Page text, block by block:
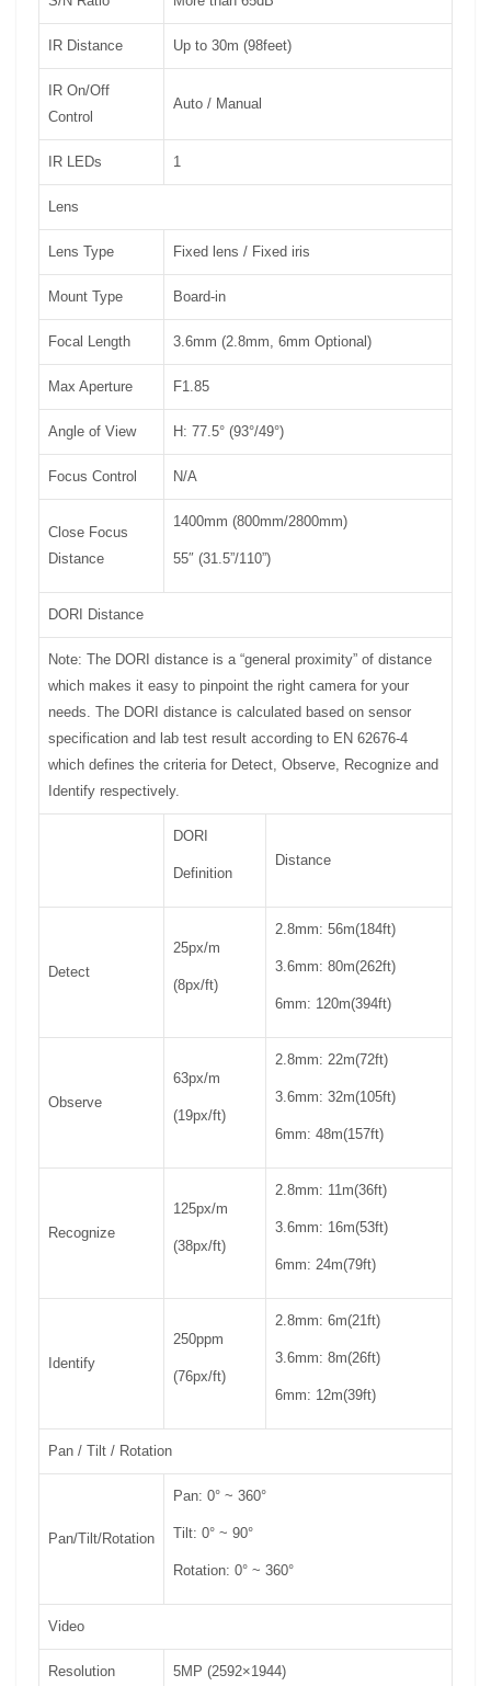
IR Distance Up to 30m (98feet)
IR On/Off
Control
Auto / Manual
IR LEDs 1
Lens
Lens Type Fixed lens / Fixed iris
Mount Type Board-in
Focal Length 3.6mm (2.8mm, 6mm Optional)
Max Aperture F1.85
Angle of View H: 77.5° (93°/49°)
Focus Control N/A
Close Focus
Distance
1400mm (800mm/2800mm)
55″ (31.5”/110”)
DORI Distance
Note: The DORI distance is a “general proximity” of distance
which makes it easy to pinpoint the right camera for your
needs. The DORI distance is calculated based on sensor
specification and lab test result according to EN 62676-4
which defines the criteria for Detect, Observe, Recognize and
Identify respectively.
DORI
Definition
Distance
Detect
25px/m
(8px/ft)
2.8mm: 56m(184ft)
3.6mm: 80m(262ft)
6mm: 120m(394ft)
Observe
63px/m
(19px/ft)
2.8mm: 22m(72ft)
3.6mm: 32m(105ft)
6mm: 48m(157ft)
Recognize
125px/m
(38px/ft)
2.8mm: 11m(36ft)
3.6mm: 16m(53ft)
6mm: 24m(79ft)
Identify
250ppm
(76px/ft)
2.8mm: 6m(21ft)
3.6mm: 8m(26ft)
6mm: 12m(39ft)
Pan / Tilt / Rotation
Pan/Tilt/Rotation
Pan: 0° ~ 360°
Tilt: 0° ~ 90°
Rotation: 0° ~ 360°
Video
Resolution 5MP (2592×1944)